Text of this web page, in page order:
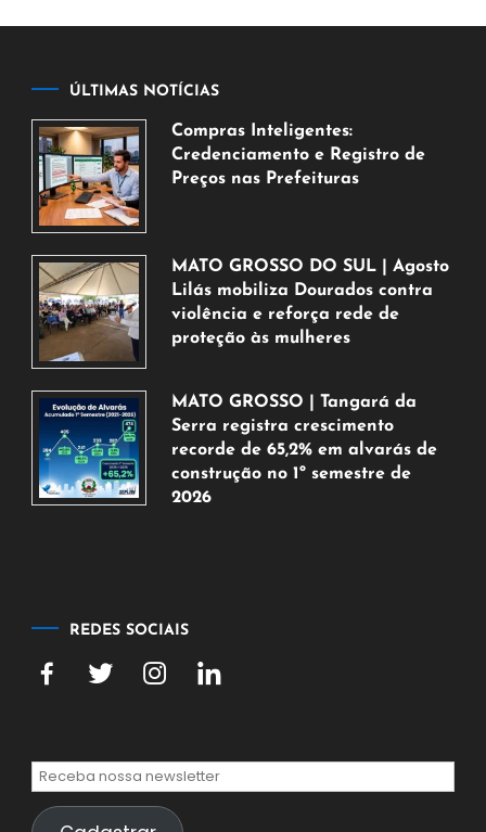
ÚLTIMAS NOTÍCIAS
Compras Inteligentes:
Credenciamento e Registro de
Preços nas Prefeituras
agosto
de
2026
MATO GROSSO DO SUL | Agosto
Lilás mobiliza Dourados contra
violência e reforça rede de
proteção às mulheres
de
agosto
de
2026
MATO GROSSO | Tangará da
Serra registra crescimento
recorde de 65,2% em alvarás de
construção no 1º semestre de
2026
2026
REDES SOCIAIS